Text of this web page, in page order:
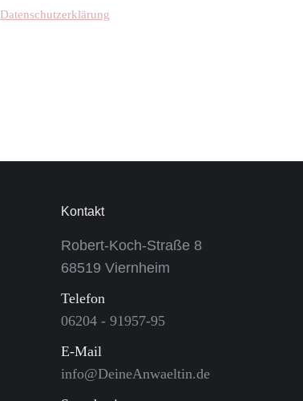
Datenschutzerklärung
Kontakt
Robert-Koch-Straße 8
68519 Viernheim
Telefon
06204 - 91957-95
E-Mail
info@DeineAnwaeltin.de